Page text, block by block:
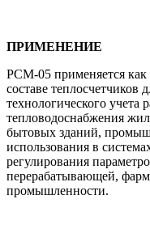
ПРИМЕНЕНИЕ
РСМ-05 применяется как
составе теплосчетчиков
технологического учета
тепловодоснабжения
бытовых зданий,
использования в
регулирования
перерабатывающей,
промышленности.